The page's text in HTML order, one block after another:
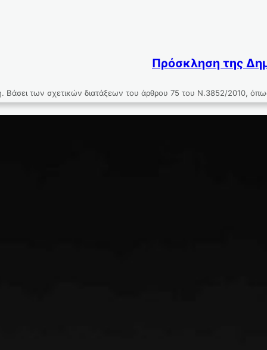
Πρόσκληση της
Βάσει των σχετικών διατάξεων του άρθρου 75 του Ν.3852/2010,